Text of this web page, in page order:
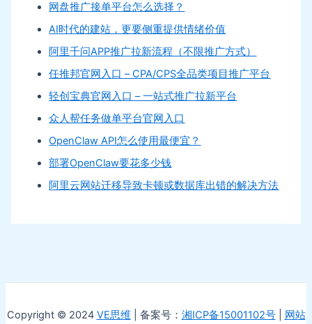
网盘推广接单平台怎么选择？
AI时代的建站，更要侧重提供情绪价值
阿里千问APP推广拉新流程（不限推广方式）
任推邦官网入口 – CPA/CPS全品类项目推广平台
轻创宝典官网入口 – 一站式推广拉新平台
众人帮任务做单平台官网入口
OpenClaw API怎么使用最便宜？
部署OpenClaw要花多少钱
阿里云网站迁移导致卡顿或数据库出错的解决方法
Copyright © 2024 VE思维 | 备案号： 湘ICP备15001102号| 网站